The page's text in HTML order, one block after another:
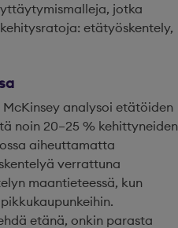
jotka
etätyöskentely,
analysoi etätöiden
noin 20–25 % kehittyneiden
aiheuttamatta
verrattuna
maantieteessä, kun
etänä, onkin parasta